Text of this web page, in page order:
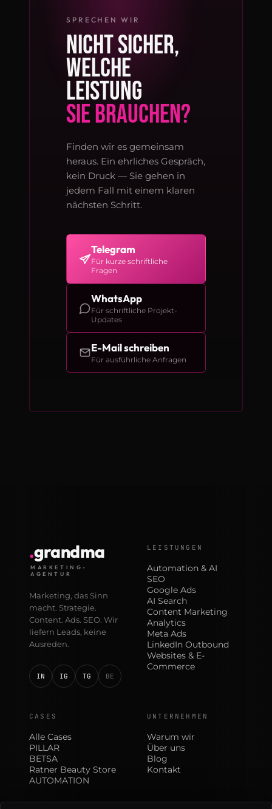
SPRECHEN WIR
NICHT SICHER,
WELCHE
LEISTUNG
SIE BRAUCHEN?
Finden wir es gemeinsam
heraus. Ein ehrliches Gespräch,
kein Druck — Sie gehen in
jedem Fall mit einem klaren
nächsten Schritt.
Telegram
Für kurze schriftliche
Fragen
WhatsApp
Für schriftliche Projekt-
Updates
E-Mail schreiben
Für ausführliche Anfragen
.grandma
MARKETING-
AGENTUR
Marketing, das Sinn
macht. Strategie.
Content. Ads. SEO. Wir
liefern Leads, keine
Ausreden.
IN IG TG BE
LEISTUNGEN
Automation & AI
SEO
Google Ads
AI Search
Content Marketing
Analytics
Meta Ads
LinkedIn Outbound
Websites & E-
Commerce
CASES
Alle Cases
PILLAR
BETSA
Ratner Beauty Store
AUTOMATION
UNTERNEHMEN
Warum wir
Über uns
Blog
Kontakt